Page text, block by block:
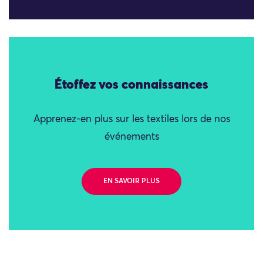
Étoffez vos connaissances
Apprenez-en plus sur les textiles lors de nos
événements
EN SAVOIR PLUS